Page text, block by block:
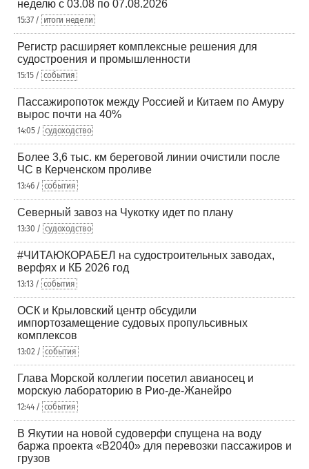
неделю с 03.08 по 07.08.2026
15:37 / итоги недели
Регистр расширяет комплексные решения для
судостроения и промышленности
15:15 / события
Пассажиропоток между Россией и Китаем по Амуру
вырос почти на 40%
14:05 / судоходство
Более 3,6 тыс. км береговой линии очистили после
ЧС в Керченском проливе
13:46 / события
Северный завоз на Чукотку идет по плану
13:30 / судоходство
#ЧИТАЮКОРАБЕЛ на судостроительных заводах,
верфях и КБ 2026 год
13:13 / события
ОСК и Крыловский центр обсудили
импортозамещение судовых пропульсивных
комплексов
13:02 / события
Глава Морской коллегии посетил авианосец и
морскую лабораторию в Рио-де-Жанейро
12:44 / события
В Якутии на новой судоверфи спущена на воду
баржа проекта «В2040» для перевозки пассажиров и
грузов